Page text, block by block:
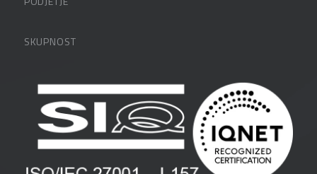
FAQ – pogosta vprašanja
Zaposlitev
Vlagatelji
Pogoji in pogodbe
SKUPNOST
Blog
Spletni seminarji